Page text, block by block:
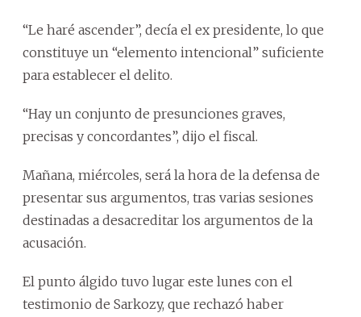
“Le haré ascender”, decía el ex presidente, lo que
constituye un “elemento intencional” suficiente
para establecer el delito.
“Hay un conjunto de presunciones graves,
precisas y concordantes”, dijo el fiscal.
Mañana, miércoles, será la hora de la defensa de
presentar sus argumentos, tras varias sesiones
destinadas a desacreditar los argumentos de la
acusación.
El punto álgido tuvo lugar este lunes con el
testimonio de Sarkozy, que rechazó haber